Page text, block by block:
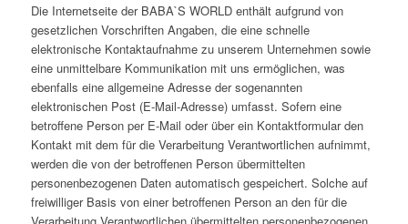
Die Internetseite der BABA`S WORLD enthält aufgrund von
gesetzlichen Vorschriften Angaben, die eine schnelle
elektronische Kontaktaufnahme zu unserem Unternehmen sowie
eine unmittelbare Kommunikation mit uns ermöglichen, was
ebenfalls eine allgemeine Adresse der sogenannten
elektronischen Post (E-Mail-Adresse) umfasst. Sofern eine
betroffene Person per E-Mail oder über ein Kontaktformular den
Kontakt mit dem für die Verarbeitung Verantwortlichen aufnimmt,
werden die von der betroffenen Person übermittelten
personenbezogenen Daten automatisch gespeichert. Solche auf
freiwilliger Basis von einer betroffenen Person an den für die
Verarbeitung Verantwortlichen übermittelten personenbezogenen